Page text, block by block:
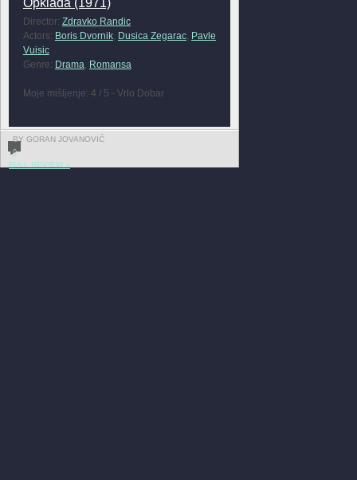
Opklada (1971)
Director: Zdravko Randic
Actors: Boris Dvornik, Dusica Zegarac, Pavle
Vuisic
Genre: Drama, Romansa
Moje mišljenje: 4 / 5 - Vrlo Dobar
BY GORAN JOVANOVIĆ
0
FULL REVIEW »